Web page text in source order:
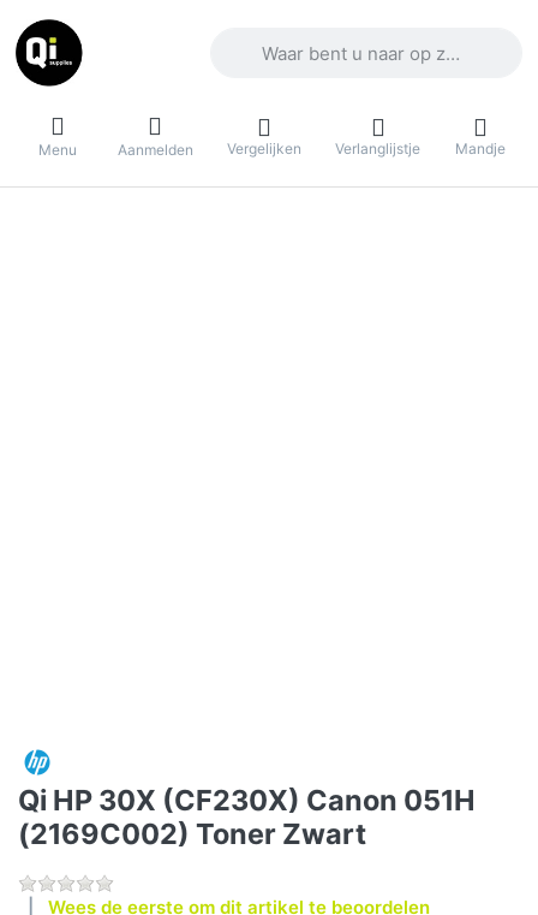
Menu Aanmelden Vergelijken Verlanglijstje Mandje
Qi HP 30X (CF230X) Canon 051H
(2169C002) Toner Zwart
Wees de eerste om dit artikel te beoordelen